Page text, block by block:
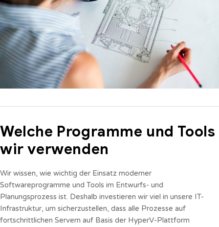
Welche Programme und Tools
wir verwenden
Wir wissen, wie wichtig der Einsatz moderner
Softwareprogramme und Tools im Entwurfs- und
Planungsprozess ist. Deshalb investieren wir viel in unsere IT-
Infrastruktur, um sicherzustellen, dass alle Prozesse auf
fortschrittlichen Servern auf Basis der HyperV-Plattform